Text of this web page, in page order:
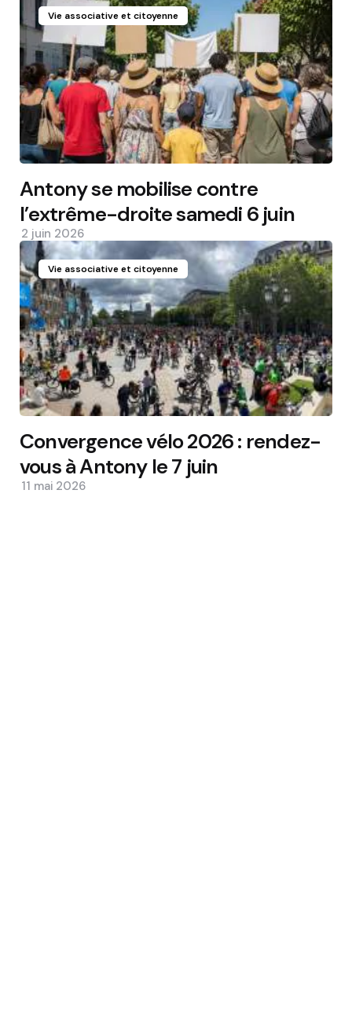
Vie associative et citoyenne
Antony se mobilise contre
l’extrême-droite samedi 6 juin
2 juin 2026
Vie associative et citoyenne
Convergence vélo 2026 : rendez-
vous à Antony le 7 juin
11 mai 2026